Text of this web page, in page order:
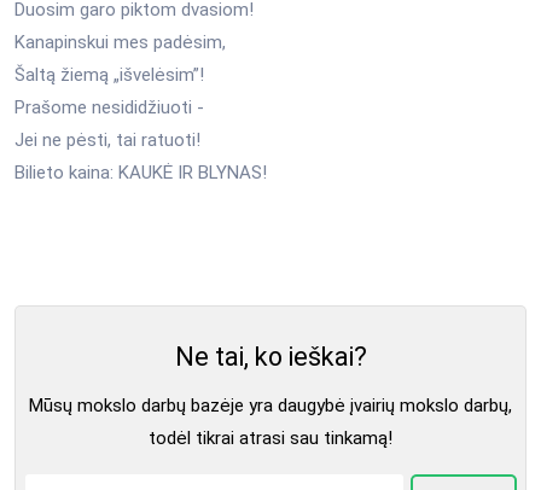
Duosim garo piktom dvasiom!
Kanapinskui mes padėsim,
Šaltą žiemą „išvelėsim”!
Prašome nesididžiuoti -
Jei ne pėsti, tai ratuoti!
Bilieto kaina: KAUKĖ IR BLYNAS!
Ne tai, ko ieškai?
Mūsų mokslo darbų bazėje yra daugybė įvairių mokslo darbų,
todėl tikrai atrasi sau tinkamą!